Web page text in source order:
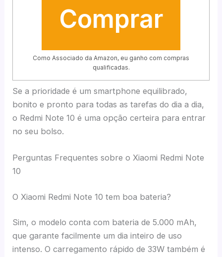
Comprar
Como Associado da Amazon, eu ganho com compras
qualificadas.
Se a prioridade é um smartphone equilibrado,
bonito e pronto para todas as tarefas do dia a dia,
o Redmi Note 10 é uma opção certeira para entrar
no seu bolso.
Perguntas Frequentes sobre o Xiaomi Redmi Note
10
O Xiaomi Redmi Note 10 tem boa bateria?
Sim, o modelo conta com bateria de 5.000 mAh,
que garante facilmente um dia inteiro de uso
intenso. O carregamento rápido de 33W também é